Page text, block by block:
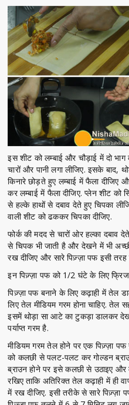
इस शीट को लम्बाई और चौड़ाई में दो
चारों और पानी लगा लीजिए. इसके
किनारे छोड़ते हुए लम्बाई में फैला
कर लम्बाई में फैला दीजिए. प्लेन शीट
से हल्के हाथों से दबाव देते हुए चिपका
वाली शीट को ढककर चिपका दीजिए.
फोर्क की मदद से चारों ओर हल्का दबाव
से चिपक भी जाती है और देखने में भी
रख दीजिए और सारे पिज़्ज़ा पफ इसी तरह
इन पिज़्ज़ा पफ को 1/2 घंटे के लिए
पिज़्ज़ा पफ बनाने के लिए कढ़ाही में तेल
लिए तेल मीडियम गरम होना चाहिए.
इसमें थोड़ा सा आटे का टुकड़ा डालकर
पर्याप्त गरम है.
मीडियम गरम तेल होने पर एक पिज़्ज़ा
को कलछी से पलट-पलट कर गोल्डन
ब्राउन होने पर इसे कलछी से उठाइए और
रखिए ताकि अतिरिक्त तेल कढ़ाही में ही
में रख दीजिए. इसी तरीके से सारे